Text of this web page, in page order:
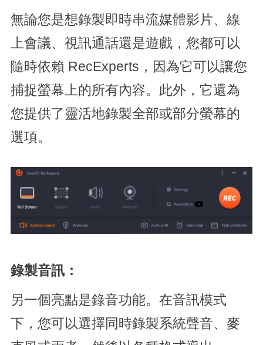
無論您是想錄製即時串流媒體影片、線
上會議、視訊通話還是遊戲，您都可以
隨時依賴 RecExperts，因為它可以讓您
捕捉螢幕上的所有內容。此外，它還為
您提供了靈活地錄製全部或部分螢幕的
選項。
錄製音訊：
另一個亮點是錄音功能。在音訊模式
下，您可以選擇同時錄製系統聲音、麥